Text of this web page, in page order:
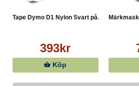
Tape Dymo D1 Nylon Svart på...
393kr
Köp